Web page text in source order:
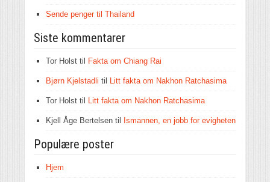
Sende penger til Thailand
Siste kommentarer
Tor Holst til Fakta om Chiang Rai
Bjørn Kjelstadli til Litt fakta om Nakhon Ratchasima
Tor Holst til Litt fakta om Nakhon Ratchasima
Kjell Åge Bertelsen til Ismannen, en jobb for evigheten
Populære poster
Hjem